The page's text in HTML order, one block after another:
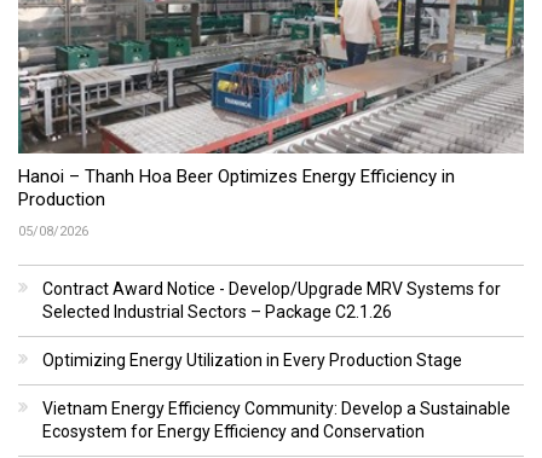
Hanoi – Thanh Hoa Beer Optimizes Energy Efficiency in
Production
05/08/2026
Contract Award Notice - Develop/Upgrade MRV Systems for
Selected Industrial Sectors – Package C2.1.26
Optimizing Energy Utilization in Every Production Stage
Vietnam Energy Efficiency Community: Develop a Sustainable
Ecosystem for Energy Efficiency and Conservation